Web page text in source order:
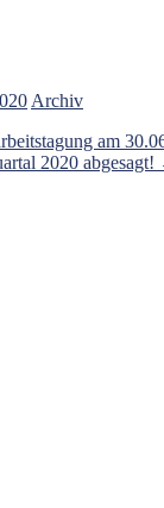
Archiv
am
2020 abgesagt!